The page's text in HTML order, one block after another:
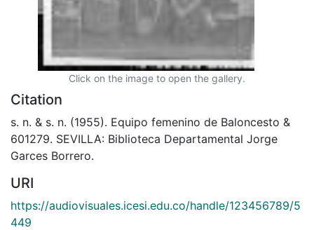
Click on the image to open the gallery.
Citation
s. n. & s. n. (1955). Equipo femenino de Baloncesto &
601279. SEVILLA: Biblioteca Departamental Jorge
Garces Borrero.
URI
https://audiovisuales.icesi.edu.co/handle/123456789/5
449